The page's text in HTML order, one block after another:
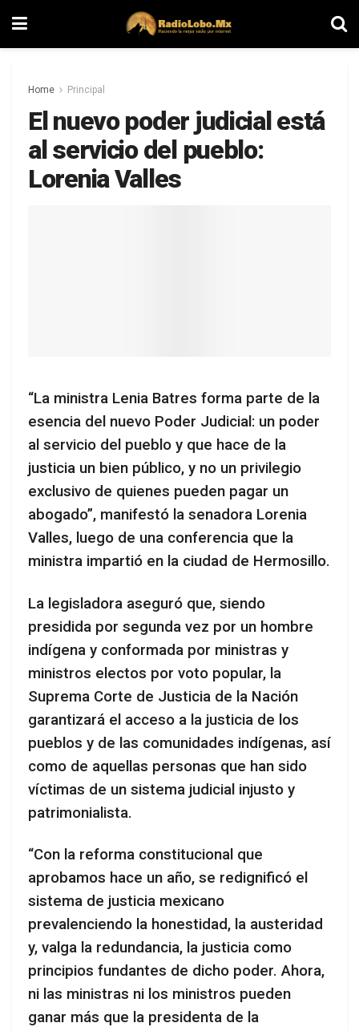
Home Principal
El nuevo poder judicial está
al servicio del pueblo:
Lorenia Valles
“La ministra Lenia Batres forma parte de la
esencia del nuevo Poder Judicial: un poder
al servicio del pueblo y que hace de la
justicia un bien público, y no un privilegio
exclusivo de quienes pueden pagar un
abogado”, manifestó la senadora Lorenia
Valles, luego de una conferencia que la
ministra impartió en la ciudad de Hermosillo.
La legisladora aseguró que, siendo
presidida por segunda vez por un hombre
indígena y conformada por ministras y
ministros electos por voto popular, la
Suprema Corte de Justicia de la Nación
garantizará el acceso a la justicia de los
pueblos y de las comunidades indígenas, así
como de aquellas personas que han sido
víctimas de un sistema judicial injusto y
patrimonialista.
“Con la reforma constitucional que
aprobamos hace un año, se redignificó el
sistema de justicia mexicano
prevalenciendo la honestidad, la austeridad
y, valga la redundancia, la justicia como
principios fundantes de dicho poder. Ahora,
ni las ministras ni los ministros pueden
ganar más que la presidenta de la